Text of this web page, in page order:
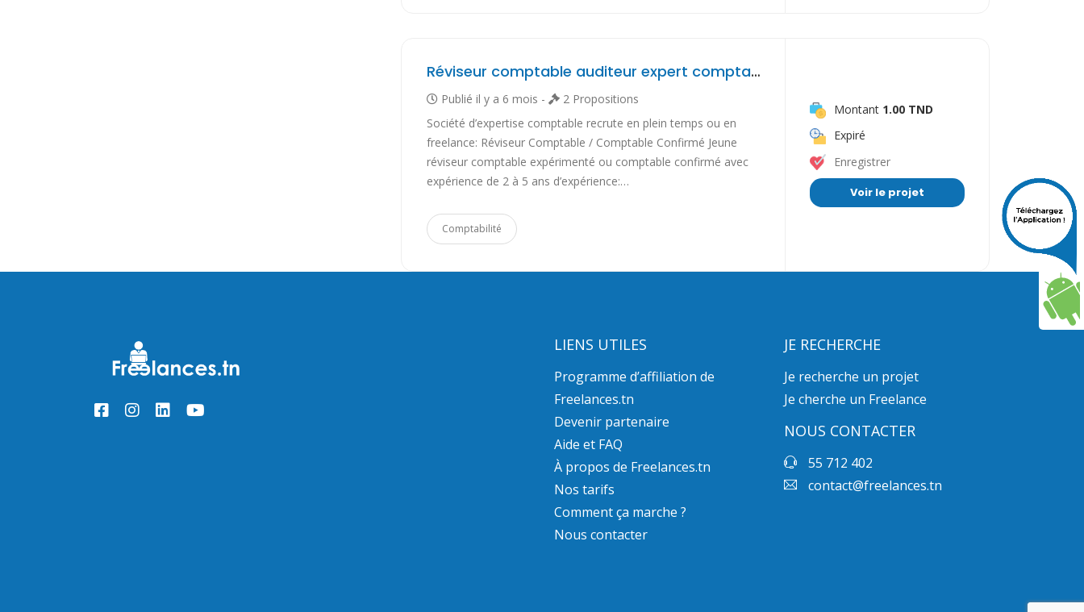
Réviseur comptable auditeur expert comptable
Publié il y a 6 mois -
2 Propositions
Société d’expertise comptable recrute en plein temps ou en
freelance: Réviseur Comptable / Comptable Confirmé Jeune
réviseur comptable expérimenté ou comptable confirmé avec
expérience de 2 à 5 ans d’expérience:…
Comptabilité
Montant 1.00 TND
Expiré
Enregistrer
Voir le projet
LIENS UTILES
Programme d’affiliation de
Freelances.tn
Devenir partenaire
Aide et FAQ
À propos de Freelances.tn
Nos tarifs
Comment ça marche ?
Nous contacter
JE RECHERCHE
Je recherche un projet
Je cherche un Freelance
NOUS CONTACTER
55 712 402
contact@freelances.tn